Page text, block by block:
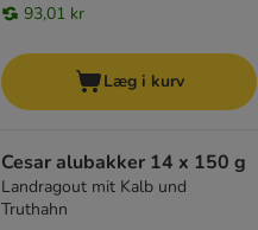
93,01 kr
Læg i kurv
Cesar alubakker 14 x 150 g
Landragout mit Kalb und
Truthahn